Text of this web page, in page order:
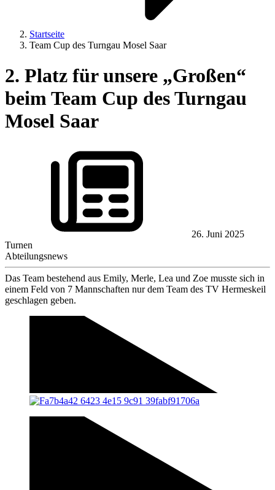
Startseite
Team Cup des Turngau Mosel Saar
2. Platz für unsere „Großen“
beim Team Cup des Turngau
Mosel Saar
26. Juni 2025
Turnen
Abteilungsnews
Das Team bestehend aus Emily, Merle, Lea und Zoe musste sich in
einem Feld von 7 Mannschaften nur dem Team des TV Hermeskeil
geschlagen geben.